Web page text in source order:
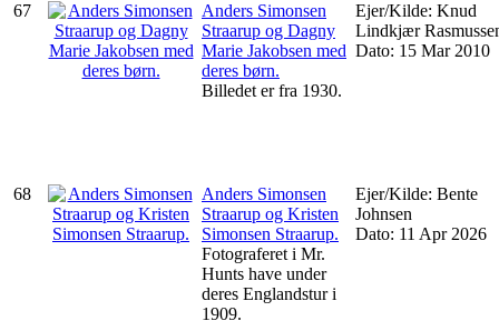
67
Anders Simonsen
Straarup og Dagny
Marie Jakobsen med
deres børn.
Billedet er fra 1930.
Ejer/Kilde: Knud
Lindkjær
Dato: 15 Mar 2010
68
Anders Simonsen
Straarup og Kristen
Simonsen Straarup.
Fotograferet i Mr.
Hunts have under
deres Englandstur i
1909.
Ejer/Kilde: Bente
Johnsen
Dato: 11 Apr 2026